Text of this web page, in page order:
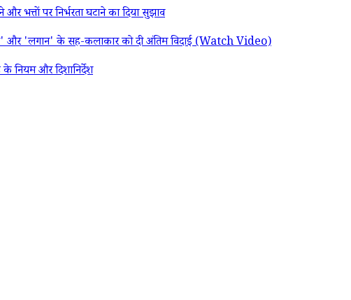
पर निर्भरता घटाने का दिया सुझाव
और 'लगान' के सह-कलाकार को दी अंतिम विदाई (Watch Video)
और दिशानिर्देश